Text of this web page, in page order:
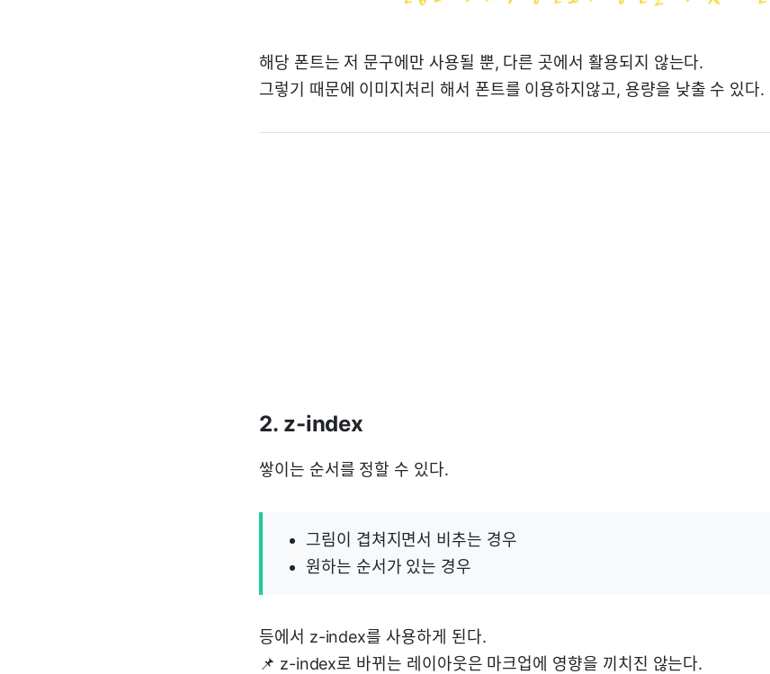
해당 폰트는 저 문구에만 사용될 뿐, 다른 곳에서 활용되지 않는다.
그렇기 때문에 이미지처리 해서 폰트를 이용하지않고, 용량을 낮출 수 있다.
2. z-index
쌓이는 순서를 정할 수 있다.
그림이 겹쳐지면서 비추는 경우
원하는 순서가 있는 경우
등에서 z-index를 사용하게 된다.
📌 z-index로 바뀌는 레이아웃은 마크업에 영향을 끼치진 않는다.